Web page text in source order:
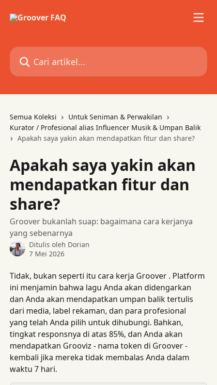
Cari artikel...
Semua Koleksi
Untuk Seniman & Perwakilan
Kurator / Profesional alias Influencer Musik & Umpan Balik
Apakah saya yakin akan mendapatkan fitur dan share?
Apakah saya yakin akan
mendapatkan fitur dan
share?
Groover bukanlah suap: bagaimana cara kerjanya
yang sebenarnya
Ditulis oleh Dorian
7 Mei 2026
Tidak, bukan seperti itu cara kerja Groover . Platform
ini menjamin bahwa lagu Anda akan didengarkan
dan Anda akan mendapatkan umpan balik tertulis
dari media, label rekaman, dan para profesional
yang telah Anda pilih untuk dihubungi. Bahkan,
tingkat responsnya di atas 85%, dan Anda akan
mendapatkan Grooviz - nama token di Groover -
kembali jika mereka tidak membalas Anda dalam
waktu 7 hari.